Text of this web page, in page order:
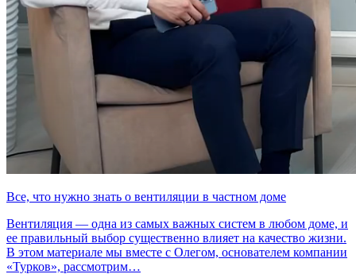
Все, что нужно знать о вентиляции в частном доме
Вентиляция — одна из самых важных систем в любом доме, и
ее правильный выбор существенно влияет на качество жизни.
В этом материале мы вместе с Олегом, основателем компании
«Турков», рассмотрим…